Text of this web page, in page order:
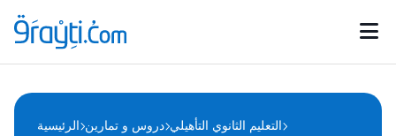
Catégories
d'actualités
Annonces bourses
الرئيسية دروس و تمارين التعليم الثانوي التأهيلي